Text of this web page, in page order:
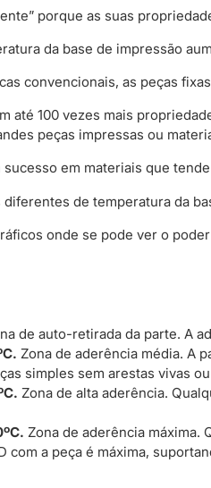
porque as suas
da base de impressão
convencionais, as peças
até 100 vezes mais
peças impressas ou
em materiais que
diferentes de temperatura da
onde se pode ver o
de auto-retirada da parte. A
Zona de aderência média. A
simples sem arestas vivas
Zona de alta aderência.
Zona de aderência máxima.
com a peça é máxima,